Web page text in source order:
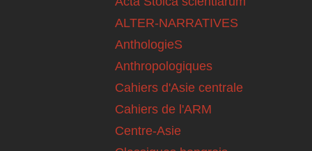
ALTER-NARRATIVES
AnthologieS
Anthropologiques
Cahiers d'Asie centrale
Cahiers de l'ARM
Centre-Asie